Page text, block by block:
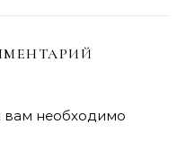
вам необходимо